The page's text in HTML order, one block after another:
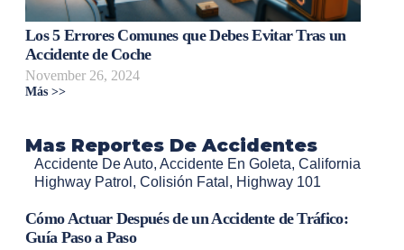
Los 5 Errores Comunes que Debes Evitar Tras un
Accidente de Coche
November 26, 2024
Más >>
Mas Reportes De Accidentes
Accidente De Auto, Accidente En Goleta, California
Highway Patrol , Colisión Fatal , Highway 101
Cómo Actuar Después de un Accidente de Tráfico:
Guía Paso a Paso